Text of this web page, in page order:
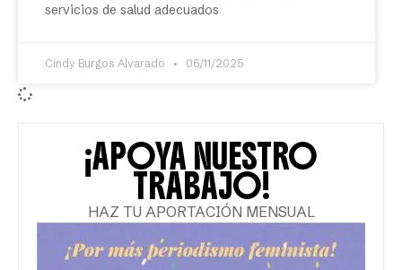
servicios de salud adecuados
Cindy Burgos Alvarado 06/11/2025
¡APOYA NUESTRO
TRABAJO!
HAZ TU APORTACIÓN MENSUAL